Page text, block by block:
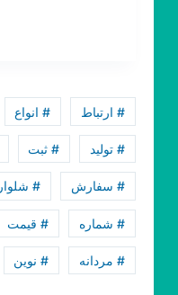
# ارتباط # انواع
# تولید # ثبت
# سفارش # شلوار
# شماره # قیمت
# مردانه # نوین